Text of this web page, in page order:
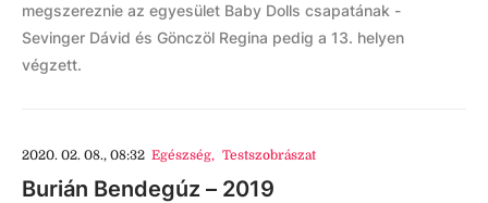
megszereznie az egyesület Baby Dolls csapatának -
Sevinger Dávid és Gönczöl Regina pedig a 13. helyen
végzett.
2020. 02. 08., 08:32 Egészség, Testszobrászat
Burián Bendegúz – 2019